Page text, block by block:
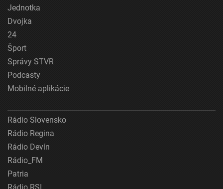
Jednotka
Dvojka
24
Šport
Správy STVR
Podcasty
Mobilné aplikácie
Rádio Slovensko
Rádio Regina
Rádio Devín
Rádio_FM
Patria